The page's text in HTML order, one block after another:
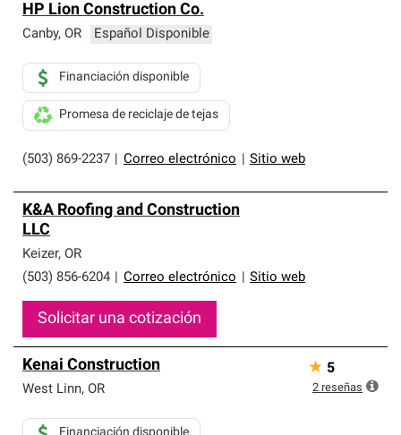
HP Lion Construction Co.
Canby, OR Español Disponible
(503) 869-2237 Correo electrónico Sitio web
Financiación disponible
Promesa de reciclaje de tejas
K&A Roofing and Construction
LLC
Keizer, OR
(503) 856-6204
Correo electrónico Sitio web
Solicitar una cotización
Kenai Construction
West Linn, OR
★ 5
2 reseñas